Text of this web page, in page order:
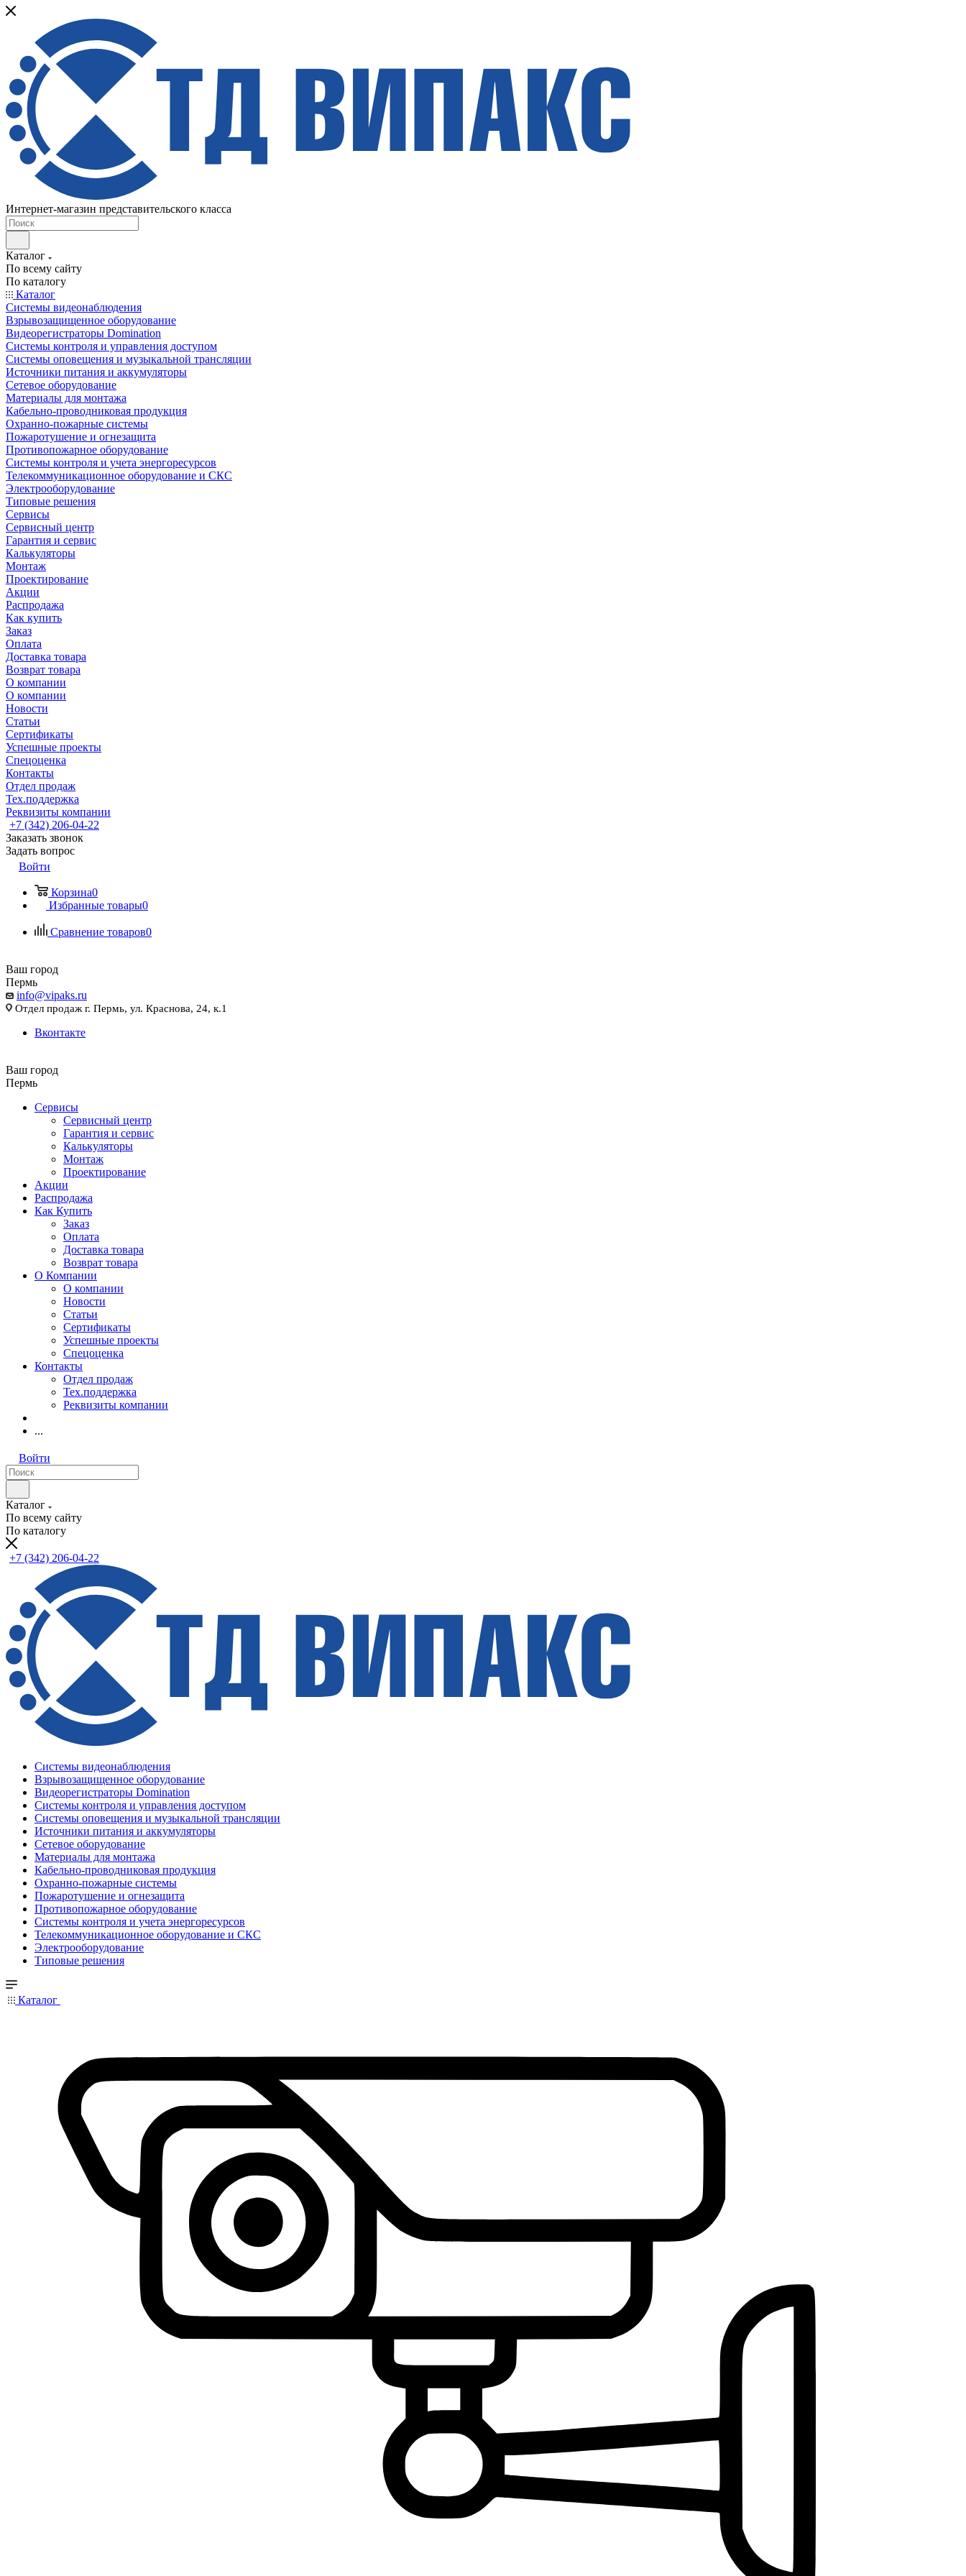
Интернет-магазин представительского класса
Каталог
По всему сайту
По каталогу
Каталог
Системы видеонаблюдения
Взрывозащищенное оборудование
Видеорегистраторы Domination
Системы контроля и управления доступом
Системы оповещения и музыкальной трансляции
Источники питания и аккумуляторы
Сетевое оборудование
Материалы для монтажа
Кабельно-проводниковая продукция
Охранно-пожарные системы
Пожаротушение и огнезащита
Противопожарное оборудование
Системы контроля и учета энергоресурсов
Телекоммуникационное оборудование и СКС
Электрооборудование
Типовые решения
Сервисы
Сервисный центр
Гарантия и сервис
Калькуляторы
Монтаж
Проектирование
Акции
Распродажа
Как купить
Заказ
Оплата
Доставка товара
Возврат товара
О компании
О компании
Новости
Статьи
Сертификаты
Успешные проекты
Спецоценка
Контакты
Отдел продаж
Тех.поддержка
Реквизиты компании
+7 (342) 206-04-22
Заказать звонок
Задать вопрос
Войти
Корзина0
Избранные товары0
Сравнение товаров0
Ваш город
Пермь
info@vipaks.ru
Отдел продаж г. Пермь, ул. Краснова, 24, к.1
Вконтакте
Ваш город
Пермь
Сервисы
Сервисный центр
Гарантия и сервис
Калькуляторы
Монтаж
Проектирование
Акции
Распродажа
Как Купить
Заказ
Оплата
Доставка товара
Возврат товара
О Компании
О компании
Новости
Статьи
Сертификаты
Успешные проекты
Спецоценка
Контакты
Отдел продаж
Тех.поддержка
Реквизиты компании
...
Войти
Каталог
По всему сайту
По каталогу
+7 (342) 206-04-22
Системы видеонаблюдения
Взрывозащищенное оборудование
Видеорегистраторы Domination
Системы контроля и управления доступом
Системы оповещения и музыкальной трансляции
Источники питания и аккумуляторы
Сетевое оборудование
Материалы для монтажа
Кабельно-проводниковая продукция
Охранно-пожарные системы
Пожаротушение и огнезащита
Противопожарное оборудование
Системы контроля и учета энергоресурсов
Телекоммуникационное оборудование и СКС
Электрооборудование
Типовые решения
Каталог